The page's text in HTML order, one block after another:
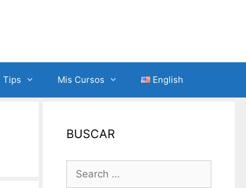
Tips Mis Cursos English
BUSCAR
Search
for: